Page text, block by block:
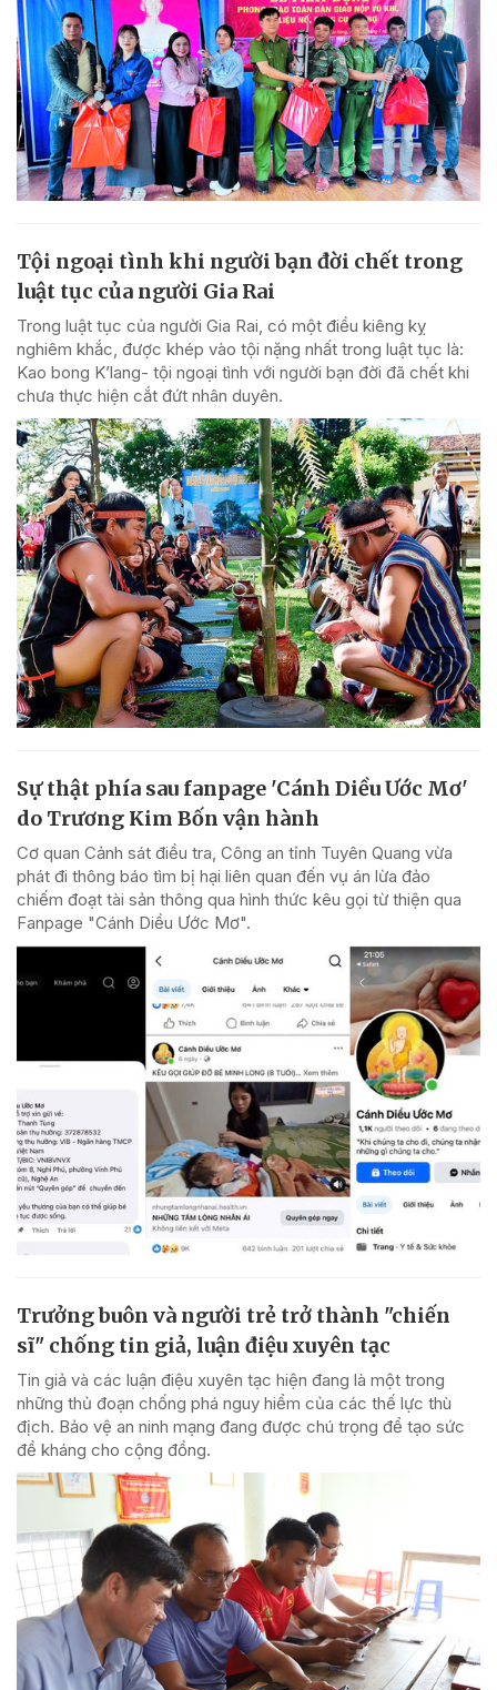
Tội ngoại tình khi người bạn đời chết trong
luật tục của người Gia Rai
Trong luật tục của người Gia Rai, có một điều kiêng kỵ
nghiêm khắc, được khép vào tội nặng nhất trong luật tục là:
Kao bong K’lang- tội ngoại tình với người bạn đời đã chết khi
chưa thực hiện cắt đứt nhân duyên.
Sự thật phía sau fanpage 'Cánh Diều Ước Mơ'
do Trương Kim Bốn vận hành
Cơ quan Cảnh sát điều tra, Công an tỉnh Tuyên Quang vừa
phát đi thông báo tìm bị hại liên quan đến vụ án lừa đảo
chiếm đoạt tài sản thông qua hình thức kêu gọi từ thiện qua
Fanpage "Cánh Diều Ước Mơ".
Trưởng buôn và người trẻ trở thành "chiến
sĩ" chống tin giả, luận điệu xuyên tạc
Tin giả và các luận điệu xuyên tạc hiện đang là một trong
những thủ đoạn chống phá nguy hiểm của các thế lực thù
địch. Bảo vệ an ninh mạng đang được chú trọng để tạo sức
đề kháng cho cộng đồng.